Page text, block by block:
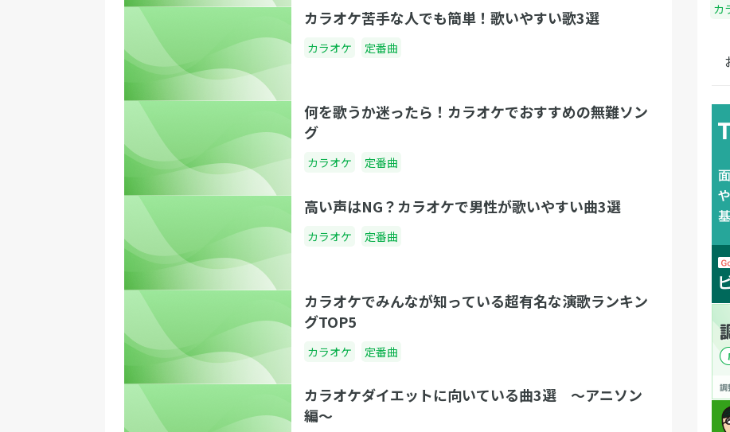
カラオケ苦手な人でも簡単！歌いやすい歌3選
カラオケ 定番曲
何を歌うか迷ったら！カラオケでおすすめの無難ソン
グ
カラオケ 定番曲
高い声はNG？カラオケで男性が歌いやすい曲3選
カラオケ 定番曲
カラオケでみんなが知っている超有名な演歌ランキン
グTOP5
カラオケ 定番曲
カラオケダイエットに向いている曲3選 〜アニソン
編〜
カ